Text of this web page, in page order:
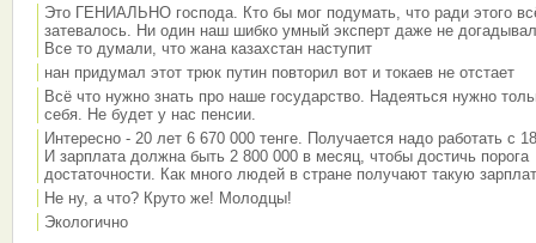
Это ГЕНИАЛЬНО господа. Кто бы мог подумать, что ради этого
затевалось. Ни один наш шибко умный эксперт даже не
Все то думали, что жана казахстан наступит
нан придумал этот трюк путин повторил вот и токаев не отстает
Всё что нужно знать про наше государство. Надеяться нужно
себя. Не будет у нас пенсии.
Интересно - 20 лет 6 670 000 тенге. Получается надо работать с
И зарплата должна быть 2 800 000 в месяц, чтобы достичь порога
достаточности. Как много людей в стране получают такую
Не ну, а что? Круто же! Молодцы!
Экологично